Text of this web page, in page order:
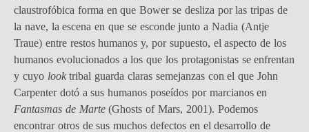
claustrofóbica forma en que Bower se desliza por las tripas de
la nave, la escena en que se esconde junto a Nadia (Antje
Traue) entre restos humanos y, por supuesto, el aspecto de los
humanos evolucionados a los que los protagonistas se enfrentan
y cuyo looktribal guarda claras semejanzas con el que John
Carpenter dotó a sus humanos poseídos por marcianos en
Fantasmas de Marte(Ghosts of Mars, 2001). Podemos
encontrar otros de sus muchos defectos en el desarrollo de